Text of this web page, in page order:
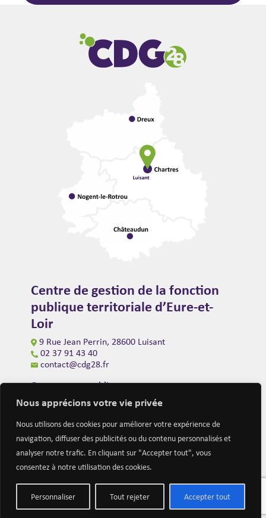
Nous apprécions votre vie privée
Nous utilisons des cookies pour améliorer votre expérience de
navigation, diffuser des publicités ou du contenu personnalisés et
analyser notre trafic. En cliquant sur "Accepter tout", vous
consentez à notre utilisation des cookies.
Personnaliser Tout rejeter Accepter tout
Centre de gestion de la fonction
publique territoriale d’Eure-et-
Loir
9 Rue Jean Perrin, 28600 Luisant
02 37 91 43 40
contact@cdg28.fr
Ouverture au public
du lundi au vendredi de 9h00 à 12h00
et de 14h00 à 16h30
(fermeture à 16h00 le vendredi)
Mentions légales Nous contacter Actualités